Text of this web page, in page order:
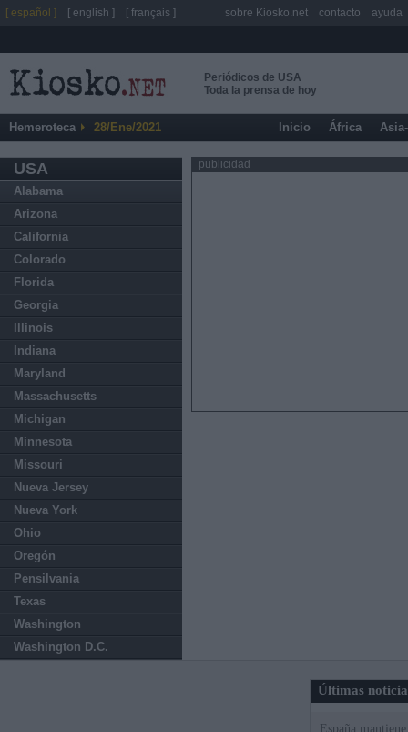
Periódicos de USA
Toda la prensa de hoy
Hemeroteca 28/Ene/2021 Inicio África
USA
Alabama
Arizona
California
Colorado
Florida
Georgia
Illinois
Indiana
Maryland
Massachusetts
Michigan
Minnesota
Missouri
Nueva Jersey
Nueva York
Ohio
Oregón
Pensilvania
Texas
Washington
Washington D.C.
publicidad
Últimas
España
[ español ] [ english ] [ français ] sobre Kiosko.net contacto ayuda